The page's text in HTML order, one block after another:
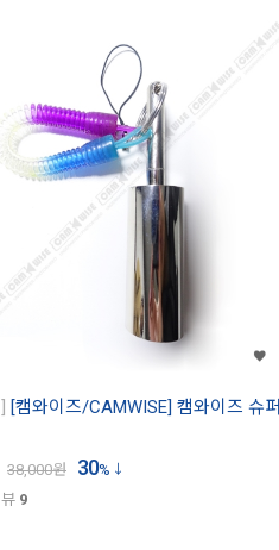
[캠와이즈/CAMWISE] 캠와이즈 슈퍼
38,000원 30%
9